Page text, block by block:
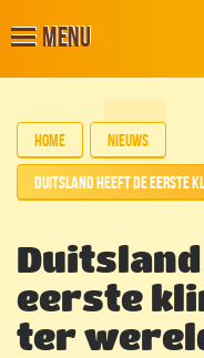
Menu
Home Nieuws
Duitsland heeft de eerste
eerste
ter